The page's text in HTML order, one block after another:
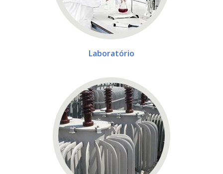
Laboratório